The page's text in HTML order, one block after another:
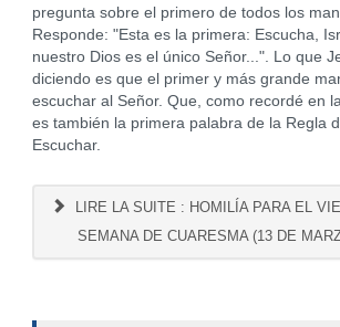
pregunta sobre el primero de todos los
Responde: "Esta es la primera: Escucha,
nuestro Dios es el único Señor...". Lo que
diciendo es que el primer y más grande
escuchar al Señor. Que, como recordé en
es también la primera palabra de la Regla
Escuchar.
LIRE LA SUITE : HOMILÍA PARA EL
SEMANA DE CUARESMA (13 DE